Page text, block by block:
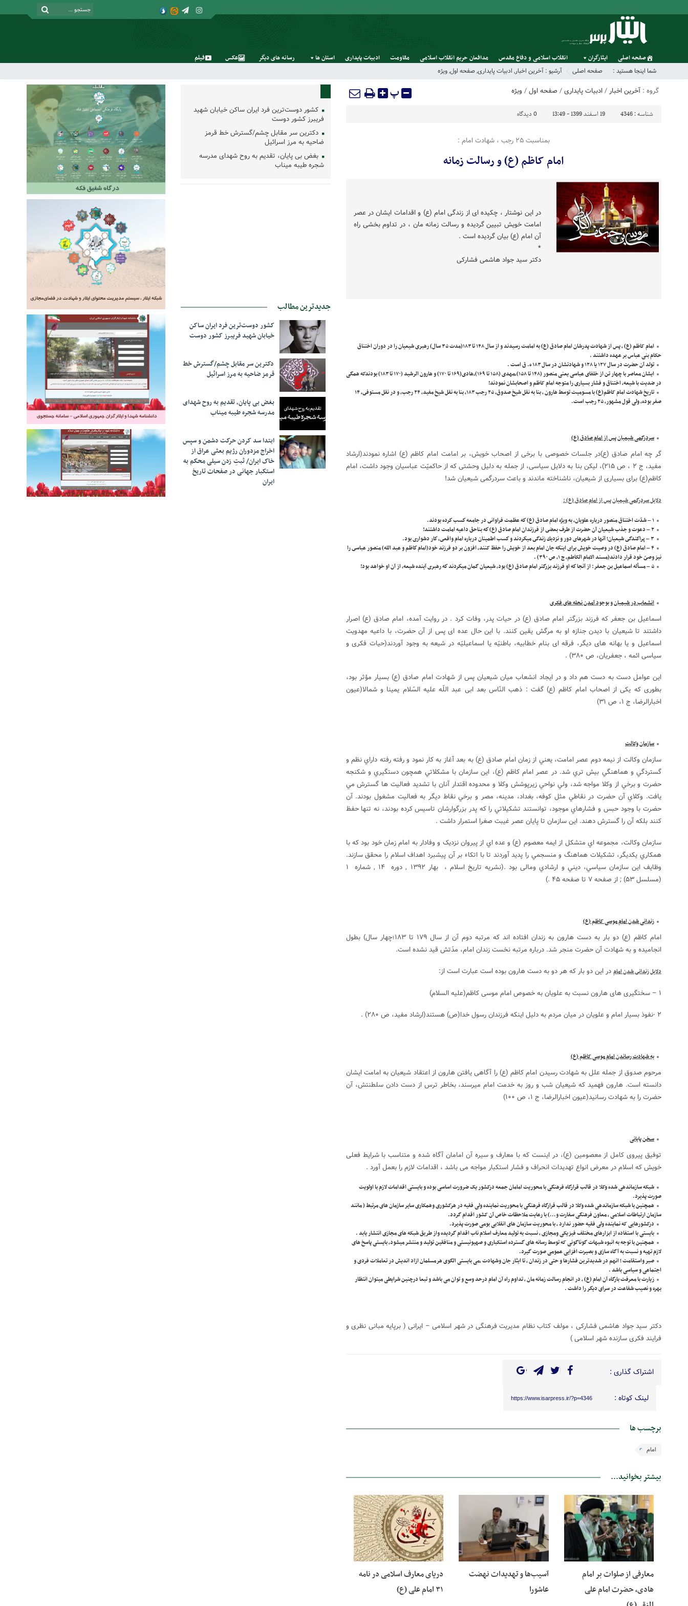
صفحه اصلی ایثارگران انقلاب اسلامی و دفاع مقدس مدافعان حریم انقلاب اسلامی مقاومت ادبیات پایداری استان‌ ها رسانه‌ های‌ دیگر عکس فیلم
شما اینجا هستید : صفحه اصلی آرشیو : آخرین اخبار, ادبیات پایداری,صفحه اول,ویژه
گروه : آخرین اخبار /ادبیات پایداری/ صفحه اول/ ویژه پ
شناسه : 4346 19 اسفند 1399 - 13:49 0 دیدگاه
بمناسبت ۲۵ رجب ، شهادت امام :
امام کاظم (ع) و رسالت زمانه
در این نوشتار ، چکیده ای از زندگی امام (ع) و اقدامات ایشان در عصر
امامت خویش تبیین گردیده و رسالت زمانه مان ، در تداوم بخشی راه
آن امام (ع) بیان گردیده است .
*
دکتر سید جواد هاشمی فشارکی
امام کاظم (ع) ، پس از شهادت پدرشان امام صادق (ع) به امامت رسيدند و از سال ۱۴۸ تا ۱۸۳(مدت ۳۵ سال) رهبری شيعيان را در دوران اختناق
حکام بنی عباس بر عهده داشتند .
تولد آن حضرت در سال ۱۲۷ یا ۱۲۸ و شهادتشان در سال ۱۸۳ ه. ق است .
ایشان معاصر با چهار تن از خلفای عباسی یعنی منصور (۱۴۸ تا ۱۵۸)،مهدی (۱۵۸ تا ۱۶۹)،هادی(۱۶۹ تا ۱۷۰) و هارون الرشید (۱۷۰ تا ۱۸۳) بودندکه همگی
در ضدیت با شیعه، اختناق و فشار بسیاری را متوجه امام کاظم و اصحابشان نمودند!
تاريخ شهادت امام کاظم(ع) با مسومیت توسط هارون ، بنا به نقل شيخ صدوق، ۲۵ رجب ۱۸۳، بنا به نقل شيخ مفيد، ۲۴ رجب، و در نقل مستوفى، ۱۴
صفر بوده، ولی قول مشهور، ۲۵ رجب است.
سردرگمی شیعیان پس از امام صادق (ع)
گر چه امام صادق (ع)در جلسات خصوصی با برخی از اصحاب خویش، بر امامت امام كاظم (ع) اشاره نمودند(ارشاد
مفید، ج ۲ ، ص ۲۱۵)، لیکن بنا به دلايل سياسى، از جمله به دليل وحشتى كه از حاكميّت عباسيان وجود داشت، امام
کاظم(ع) براى بسيارى از شيعيان، ناشناخته ماندند و باعث سردرگمی شیعیان شد!
دلایل سردرگمی شیعیان پس از امام صادق (ع) :
۱ – شدّت اختناق منصور درباره علويان، به ويژه امام صادق (ع) كه عظمت فراوانى در جامعه كسب كرده بودند.
۲ – دعوت و جذب شيعيان آن حضرت از طرف بعضى از فرزندان امام صادق (ع) كه بناحق داعيه امامت داشتند!
۳ – پراكندگى شيعيان؛ آنها در شهرهاى دور و نزديك زندگى میكردند و كسب اطمينان درباره امام واقعى، كار دشوارى بود.
۴ – امام صادق (ع) در وصیت خویش براى اينكه جان امام بعد از خویش را حفظ کنند، افزون بر دو فرزند خود(امام كاظم و عبد الله) منصور عباسى را
نيز وصىّ خود قرار دادند(مسند الامام الکاطم، ج ۱، ص ۳۹۰) .
۵ – مسأله اسماعيل بن جعفر: از آنجا كه او فرزند بزرگتر امام صادق (ع) بود، شيعيان گمان میكردند كه رهبرى آينده شيعه، از آن او خواهد بود!
انشعاب در شیعیان و بوجود آمدن نحله های فکری
اسماعيل بن جعفر كه فرزند بزرگتر امام صادق (ع) در حيات پدر، وفات كرد . در روايت آمده، امام صادق (ع) اصرار
داشتند تا شيعيان با ديدن جنازه او به مرگش يقين كنند. با اين حال عده‌ اى پس از آن حضرت، با داعيه مهدويت
اسماعيل و يا بهانه ‌هاى ديگر، فرقه‌ ای بنام خطابيه، باطنيّه يا اسماعيليّه در شيعه به وجود آوردند(حیات فکری و
سیاسی ائمه ، جعفریان، ص ۳۸۰) .
اين عوامل دست به دست هم داد و در ايجاد انشعاب ميان شيعيان پس از شهادت امام صادق (ع) بسیار مؤثر بود،
بطورى كه يكى از اصحاب امام كاظم (ع) گفت : ذهب النّاس بعد ابى عبد اللّه عليه السّلام يمينا و شمالا(عیون
اخبارالرضا، ج ۱، ص ۳۱)
سازمان وکالت
سازمان وکالت از نيمه دوم عصر امامت، يعني از زمان امام صادق (ع) به بعد آغاز به کار نمود و رفته رفته داراي نظم و
گستردگي و هماهنگي بيش تري شد. در عصر امام کاظم (ع)، اين سازمان با مشکلاتي همچون دستگيري و شکنجه
حضرت و برخي از وکلا مواجه شد، ولي نواحي زيرپوشش وکلا و محدوده اقتدار آنان با تشديد فعاليت ها گسترش مي
يافت. وکلاي آن حضرت در نقاطي مثل کوفه، بغداد، مدينه، مصر و برخي نقاط ديگر به فعاليت مشغول بودند. آن
حضرت با وجود حبس و فشارهاي موجود، توانستند تشکيلاتي را که پدر بزرگوارشان تاسيس کرده بودند، نه تنها حفظ
کنند بلکه آن را گسترش دهند. این سازمان تا پايان عصر غيبت صغرا استمرار داشت .
سازمان وکالت، مجموعه اي متشکل از ایمه معصوم (ع) و عده اي از پيروان نزديک و وفادار به امام زمان خود بود که با
همکاري يکديگر، تشکيلات هماهنگ و منسجمي را پديد آوردند تا با اتکاء بر آن پيشبرد اهداف اسلام را محقق سازند.
وظايف اين سازمان سياسي، ديني و ارشادي ومالی بود .(نشریه تاريخ اسلام ، بهار ۱۳۹۲ , دوره ۱۴ , شماره ۱
(مسلسل ۵۳) ; از صفحه ۷ تا صفحه ۴۵ .)
زندانی شدن امام موسی کاظم (ع)
امام كاظم (ع) دو بار به دست هارون به زندان افتاده اند كه مرتبه دوم آن از سال ۱۷۹ تا ۱۸۳؛چهار سال) بطول
انجاميده و به شهادت آن حضرت منجر شد. درباره مرتبه نخست زندان امام، مدّتش قيد نشده است.
دلايل زندانى شدن امام در اين دو بار كه هر دو به دست هارون بوده است عبارت است از:
۱ – سختگیری های هارون نسبت به علویان به خصوص امام موسی کاظم(علیه السلام)
۲ -نفوذ بسیار امام و علویان در میان مردم به دلیل اینکه فرزندان رسول خدا(ص) هستند(ارشاد مفید، ص ۲۸۰) .
به شهادت رساندن امام موسی کاظم (ع)
مرحوم صدوق از جمله علل به شهادت رسيدن امام كاظم (ع) را آگاهى يافتن هارون از اعتقاد شيعيان به امامت ایشان
دانسته است. هارون فهميد كه شيعيان شب و روز به خدمت امام میرسند، بخاطر ترس از دست دادن سلطنتش، آن
حضرت را به شهادت رسانيد(عیون اخبارالرضا، ج ۱، ص ۱۰۰)
سخن پایانی
توفیق پیروی کامل از معصومین (ع)، در اینست که با معارف و سیره آن امامان آگاه شده و متناسب با شرایط فعلی
خویش که اسلام در معرض انواع تهدیدات انحراف و فشار استکبار مواجه می باشد ، اقدامات لازم را بعمل آورد .
شبکه سازماندهی شده وکلا در قالب قرارگاه فرهنگی با محوریت امامان جمعه درکشور یک ضرورت اساسی بوده و بایستی اقدامات لازم با اولویت
صورت پذیرد.
همچنین با شبکه سازماندهی شده وکلا در قالب قرارگاه فرهنگی با محوریت نماینده ولی فقیه در هرکشوری وهمکاری سایر سازمان های مرتبط ( مانند
سازمان ارتباطات اسلامی ، معاون فرهنگی سفارت و…) با رعایت ملاحظات خاص آن کشور اقدام گردد.
درکشورهایی که نماینده ولی فقیه حضور ندارد ، با محوریت سازمان های انقلابی بومی صورت پذیرد.
بایستی با استفاده از ابزارهای مختلف فیزیکی ومجازی ، نسبت به تولید معارف اسلام ناب اقدام گردیده واز طریق شبکه های مجازی انتشار یابد .
همچنین با توجه به انبوه شبهات گوناگونی که توسط رسانه های گسترده استکباری و صهیونیستی و منافقین تولید و منتشر میشود، بایستی پاسخ های
لازم تهیه و نسبت به آگاه سازی و بصیرت افزایی عمومی صورت گیرد.
صبر واستقامت ؛ انهم در شدیدترین فشارها و حتی در زندان ، تا ایثار جان وشهادت ،می بایستی الگوی هرمسلمان ازاد اندیش در تعاملات فردی و
اجتماعی و سیاسی باشد .
زیارت با معرفت بارگاه آن امام (ع) ، در انجام رسالت زمانه مان ، تداوم راه آن امام درحد وسع و توان می باشد و تبعا درچنین شرایطی میتوان انتظار
بهره و نصیب شفاعت در سرای دیگر را داشت .
دکتر سید جواد هاشمی فشارکی ، مولف کتاب نظام مدیریت فرهنگی در شهر اسلامی – ایرانی ( برپایه مبانی نظری و
فرایند فکری سازنده شهر اسلامی )
اشتراک گذاری :
لینک کوتاه : https://www.isarpress.ir/?p=4346
برچسب ها
امام
بیشتر بخوانید...
23 آبان 1400
معارفی از صلوات بر امام
هادی، حضرت امام علی
آسیب‌ها و تهدیدات نهضت
عاشورا
02 شهریور 1400
دریای معارف اسلامی در نامه
۳۱ امام علی (ع)
کشور دوست‌ترین فرد ایران ساکن خیابان شهید
فریبرز کشور دوست
دکترین سر مقابل چشم/گسترش خط قرمز
ضاحیه به مرز اسرائیل
بغض بی پایان، تقدیم به روح شهدای مدرسه
شجره طیبه میناب
جدیدترین مطالب
کشور دوست‌ترین فرد ایران ساکن
خیابان شهید فریبرز کشور دوست
دکترین سر مقابل چشم/گسترش خط
قرمز ضاحیه به مرز اسرائیل
بغض بی پایان، تقدیم به روح شهدای
مدرسه شجره طیبه میناب
ابتدا سد کردن حرکت دشمن و سپس
اخراج مزدوران رژیم بعثی عراق از
خاک ایران/ ثبتِ زدن سیلی محکم به
استکبار جهانی در صفحات تاریخ
ایران